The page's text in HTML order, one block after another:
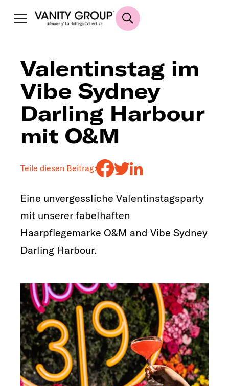
Valentinstag im
Vibe Sydney
Darling Harbour
mit O&M
Teile diesen Beitrag:
Eine unvergessliche Valentinstagsparty
mit unserer fabelhaften
Haarpflegemarke O&M and Vibe Sydney
Darling Harbour.